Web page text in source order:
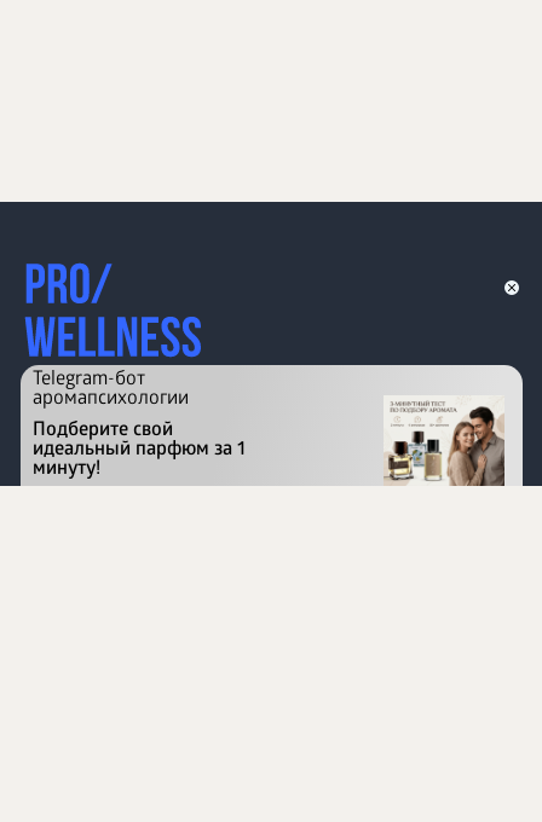
Перейти на сайт
Telegram-бот
аромапсихологии
Подберите свой
идеальный парфюм за 1
минуту!